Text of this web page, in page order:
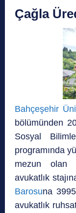
Çağla
Bahçeşehir
bölümünden
Sosyal
programında
mezun olan
avukatlık
Barosuna
avukatlık